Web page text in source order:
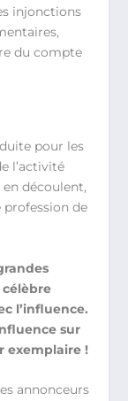
injonctions
du compte
pour les
l’activité
découlent,
profession de
l’influence.
sur
exemplaire !
annonceurs